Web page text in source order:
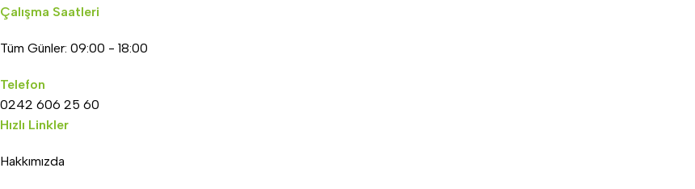
Çalışma Saatleri
Tüm Günler: 09:00 - 18:00
Telefon
0242 606 25 60
Hızlı Linkler
Hakkımızda